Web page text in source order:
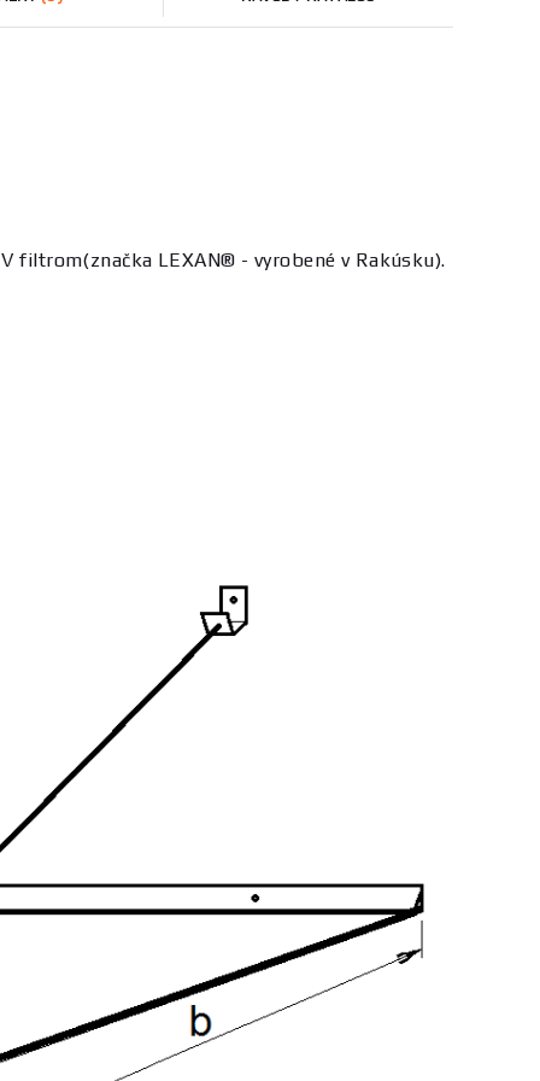
filtrom(značka LEXAN® - vyrobené v Rakúsku).